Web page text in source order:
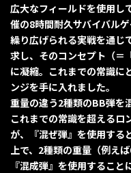
広大なフィールドを使用し
催の8時間耐久サバイバル
繰り広げられる実戦を通じ
求し、そのコンセプト（＝
に凝縮。これまでの常識に
ンジを手に入れました。
重量の違う2種類のBB弾を
これまでの常識を超えるロ
が、『混ぜ弾』を使用する
上で、2種類の重量（例え
『混成弾』を使用するこ